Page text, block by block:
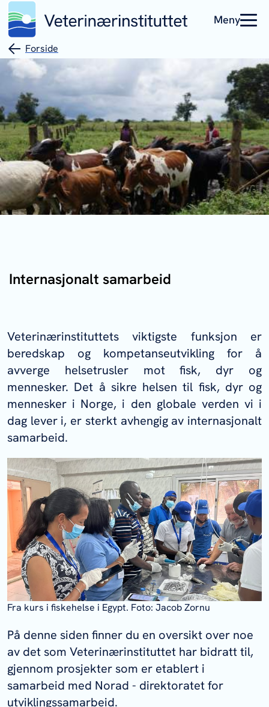
Meny
Forside
Internasjonalt samarbeid
Veterinærinstituttets viktigste funksjon er
beredskap og kompetanseutvikling for å
avverge helsetrusler mot fisk, dyr og
mennesker. Det å sikre helsen til fisk, dyr og
mennesker i Norge, i den globale verden vi i
dag lever i, er sterkt avhengig av internasjonalt
samarbeid.
Fra kurs i fiskehelse i Egypt. Foto: Jacob Zornu
På denne siden finner du en oversikt over noe
av det som Veterinærinstituttet har bidratt til,
gjennom prosjekter som er etablert i
samarbeid med Norad - direktoratet for
utviklingssamarbeid.